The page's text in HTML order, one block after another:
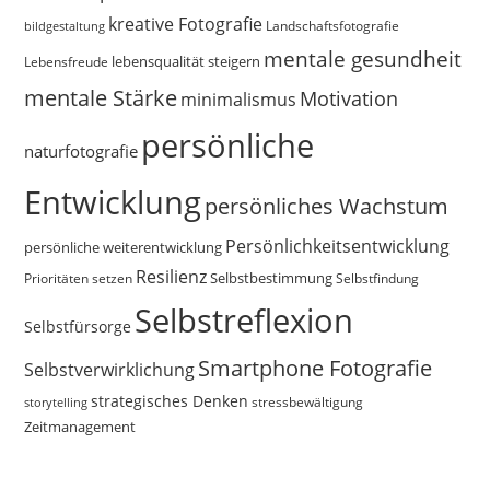
bildgestaltung kreative Fotografie Landschaftsfotografie
Lebensfreude lebensqualität steigern mentale gesundheit
mentale Stärkeminimalismus Motivation
naturfotografie persönliche
Entwicklungpersönliches Wachstum
persönliche weiterentwicklung Persönlichkeitsentwicklung
Prioritäten setzen ResilienzSelbstbestimmung Selbstfindung
Selbstfürsorge Selbstreflexion
SelbstverwirklichungSmartphone Fotografie
storytelling strategisches Denken stressbewältigung
Zeitmanagement